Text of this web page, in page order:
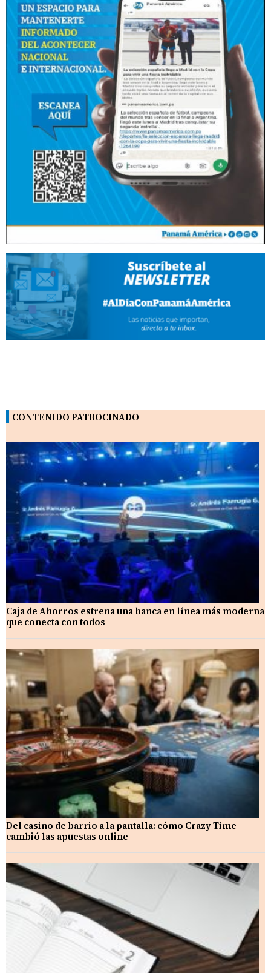
CONTENIDO PATROCINADO
Caja de Ahorros estrena una banca en línea más moderna
que conecta con todos
Del casino de barrio a la pantalla: cómo Crazy Time
cambió las apuestas online